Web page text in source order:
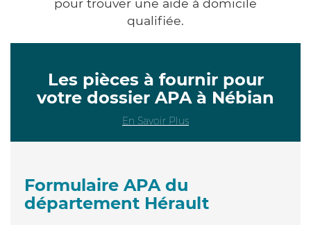
pour trouver une aide à domicile
qualifiée.
Les pièces à fournir pour
votre dossier APA à Nébian
En Savoir Plus
Formulaire APA du
département Hérault